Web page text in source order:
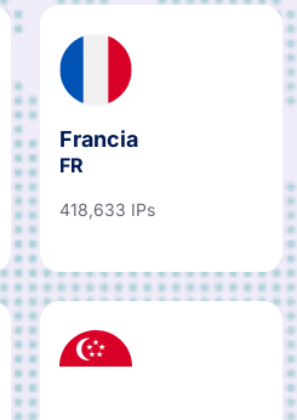
Francia
FR
418,633 IPs